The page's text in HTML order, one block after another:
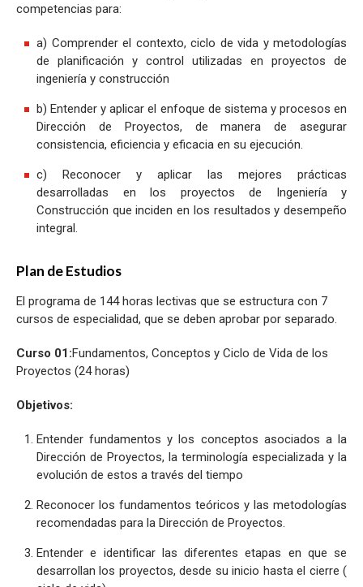
competencias para:
a) Comprender el contexto, ciclo de vida y metodologías
de planificación y control utilizadas en proyectos de
ingeniería y construcción
b) Entender y aplicar el enfoque de sistema y procesos en
Dirección de Proyectos, de manera de asegurar
consistencia, eficiencia y eficacia en su ejecución.
c) Reconocer y aplicar las mejores prácticas
desarrolladas en los proyectos de Ingeniería y
Construcción que inciden en los resultados y desempeño
integral.
Plan de Estudios
El programa de 144 horas lectivas que se estructura con 7
cursos de especialidad, que se deben aprobar por separado.
Curso 01:Fundamentos, Conceptos y Ciclo de Vida de los
Proyectos (24 horas)
Objetivos:
Entender fundamentos y los conceptos asociados a la
Dirección de Proyectos, la terminología especializada y la
evolución de estos a través del tiempo
Reconocer los fundamentos teóricos y las metodologías
recomendadas para la Dirección de Proyectos.
Entender e identificar las diferentes etapas en que se
desarrollan los proyectos, desde su inicio hasta el cierre (